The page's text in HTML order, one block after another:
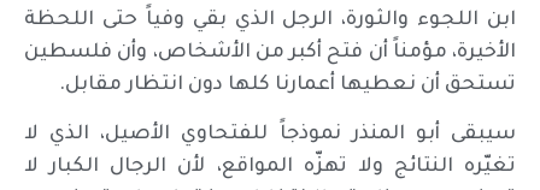
ابن اللجوء والثورة، الرجل الذي بقي وفياً حتى اللحظة
الأخيرة، مؤمناً أن فتح أكبر من الأشخاص، وأن فلسطين
تستحق أن نعطيها أعمارنا كلها دون انتظار مقابل.
سيبقى أبو المنذر نموذجاً للفتحاوي الأصيل، الذي لا
تغيّره النتائج ولا تهزّه المواقع، لأن الرجال الكبار لا